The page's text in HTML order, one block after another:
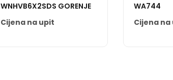
WNHVB6X2SDS GORENJE
Cijena na upit
WA744
Cijena na